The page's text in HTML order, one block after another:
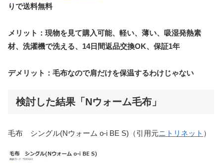
りで送料無料
メリット：現物を見て購入可能、軽い、薄い、吸湿発熱素
材、洗濯機で洗える、14日間返品交換OK、保証1年
デメリット：毛布なので肩だけを保温するわけじゃない
検討した結果「Nウォーム毛布」
毛布 シングル(Nウォーム o-i BE S)（引用元ニトリネット ）